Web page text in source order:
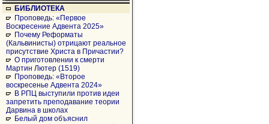
БИБЛИОТЕКА
Проповедь: «Первое
Воскресение Адвента 2025»
Почему Реформаты
(Кальвинисты) отрицают реальное
присутствие Христа в Причастии?
О приготовлении к смерти
Мартин Лютер (1519)
Проповедь: «Второе
воскресенье Адвента 2024»
В РПЦ выступили против идеи
запретить преподавание теории
Дарвина в школах
Белый дом объяснил